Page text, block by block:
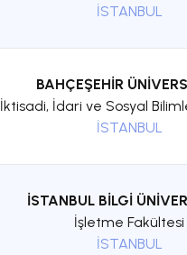
İSTANBUL
BAHÇEŞEHİR
İktisadi, İdari ve Sosyal
İSTANBUL
İSTANBUL BİLGİ
İşletme Fakültesi
İSTANBUL